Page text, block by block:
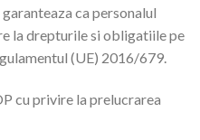
ca personalul
la drepturile si obligatiile pe
(UE) 2016/679.
cu privire la prelucrarea